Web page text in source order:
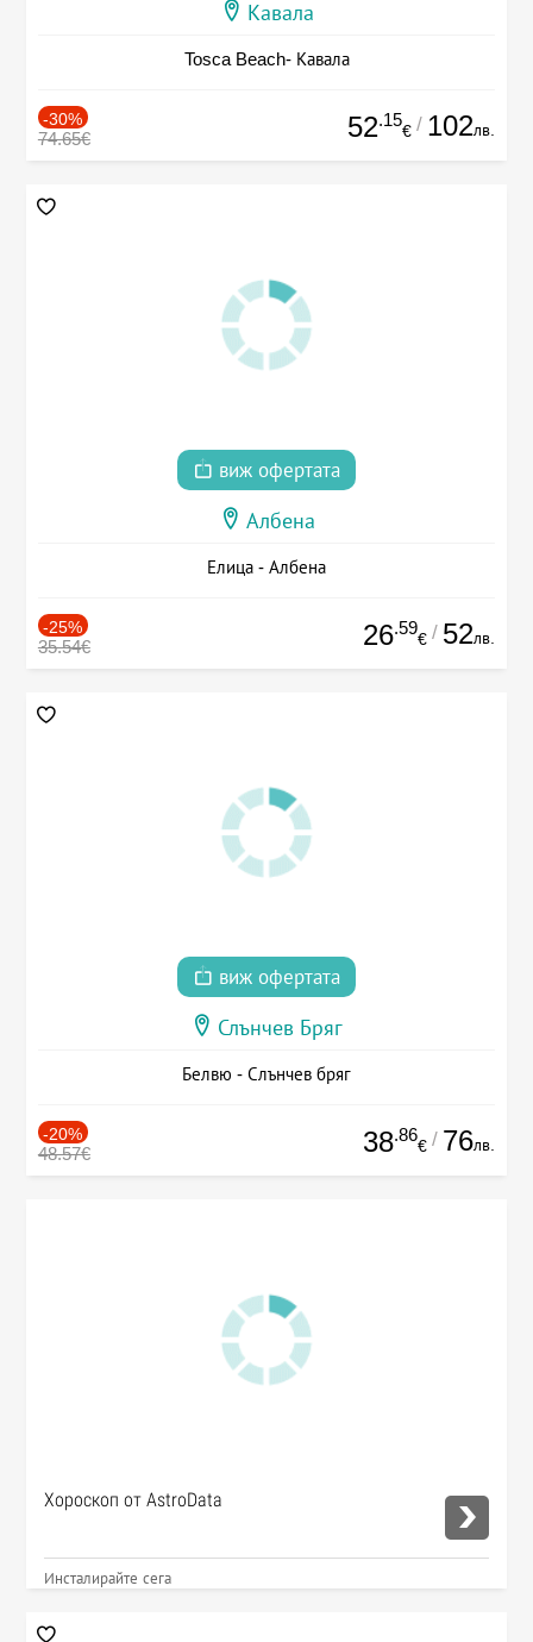
Кавала
Tosca Beach- Кавала
-30%
74.65€ 52.15
€ / 102лв.
виж офертата
Албена
Елица - Албена
-25%
35.54€ 26.59
€ / 52лв.
виж офертата
Слънчев Бряг
Белвю - Слънчев бряг
-20%
48.57€ 38.86
€ / 76лв.
Хороскоп от AstroData
Инсталирайте сега